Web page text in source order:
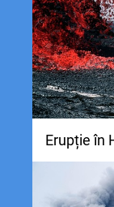
Erupție în